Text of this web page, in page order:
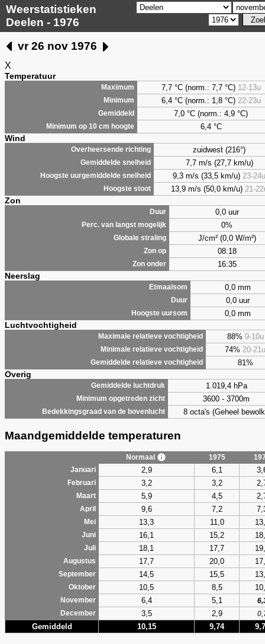
Weerstatistieken
Deelen - 1976
vr 26 nov 1976
X
Temperatuur
Maximum 7,7 °C (norm.: 7,7 °C) 12-13u
Minimum 6,4 °C (norm.: 1,8 °C) 22-23u
Gemiddeld 7,0 °C (norm.: 4,9 °C)
Minimum op 10 cm hoogte 6,4 °C
Wind
Overheersende richting zuidwest (216°)
Gemiddelde snelheid 7,7 m/s (27,7 km/u)
Hoogste uurgemiddelde snelheid 9,3 m/s (33,5 km/u) 23-24u
Hoogste stoot 13,9 m/s (50,0 km/u) 21-
Zon
Duur 0,0 uur
Perc. van langst mogelijk 0%
Globale straling J/cm² (0,0 W/m²)
Zon op 08:18
Zon onder 16:35
Neerslag
Etmaalsom 0,0 mm
Duur 0,0 uur
Hoogste uursom 0,0 mm
Luchtvochtigheid
Maximale relatieve vochtigheid 88% 9-10u
Minimale relatieve vochtigheid 74% 20-21u
Gemiddelde relatieve vochtigheid 81%
Overig
Gemiddelde luchtdruk 1.019,4 hPa
Minimum opgetreden zicht 3600 - 3700m
Bedekkingsgraad van de bovenlucht 8 octa's (Geheel
Maandgemiddelde temperaturen
Normaal 1975
Januari
2,9 6,1
Februari 3,2 3,2
Maart 5,9 4,5
April 9,6 7,2
Mei 13,3 11,0
Juni 16,1 15,2
Juli 18,1 17,7
Augustus 17,7 20,0
September 14,5 15,5
Oktober 10,5 8,5
November 6,4 5,1
December
3,5 2,9
Gemiddeld 10,15 9,74